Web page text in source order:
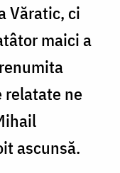
Văratic, ci
maici a
relatate ne
ascunsă.